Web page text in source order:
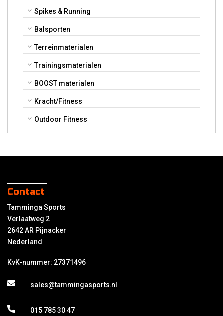
Spikes & Running
Balsporten
Terreinmaterialen
Trainingsmaterialen
BOOST materialen
Kracht/Fitness
Outdoor Fitness
Contact
Tamminga Sports
Verlaatweg 2
2642 AR Pijnacker
Nederland
KvK-nummer: 27371496
sales@tammingasports.nl
015 785 30 47